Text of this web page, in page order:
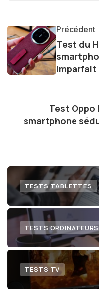
et bien d'autres
d'une curiosité
dernières
avec enthousiasme
l'exploration
technologie me
lecteurs un aperçu
numérique nous
Précédent
Test du
imparfait
Test Oppo
smartphone
TESTS TABLETTES
TESTS ORDINATEURS
TESTS TV